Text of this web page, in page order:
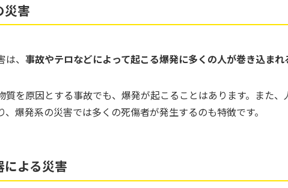
災害
、 事故やテロなどによって起こる爆発に多くの人が巻き込まれ
質を原因とする事故でも、爆発が起こることはあります。また
、爆発系の災害では多くの死傷者が発生するのも特徴です。
による災害